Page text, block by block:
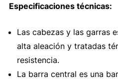
Especificaciones técnicas:
Las cabezas y las garras
alta aleación y tratadas
resistencia.
La barra central es una